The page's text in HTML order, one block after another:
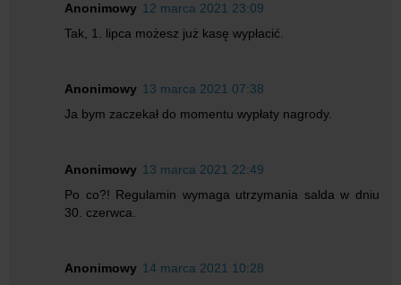
Anonimowy 12 marca 2021 23:09
Tak, 1. lipca możesz już kasę wypłacić.
Anonimowy 13 marca 2021 07:38
Ja bym zaczekał do momentu wypłaty nagrody.
Anonimowy 13 marca 2021 22:49
Po co?! Regulamin wymaga utrzymania salda w dniu
30. czerwca.
Anonimowy 14 marca 2021 10:28